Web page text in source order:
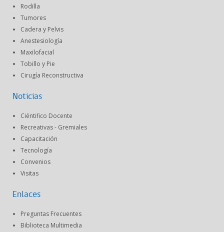
Rodilla
Tumores
Cadera y Pelvis
Anestesiología
Maxilofacial
Tobillo y Pie
Cirugía Reconstructiva
Noticias
Ciéntifico Docente
Recreativas - Gremiales
Capacitación
Tecnología
Convenios
Visitas
Enlaces
Preguntas Frecuentes
Biblioteca Multimedia